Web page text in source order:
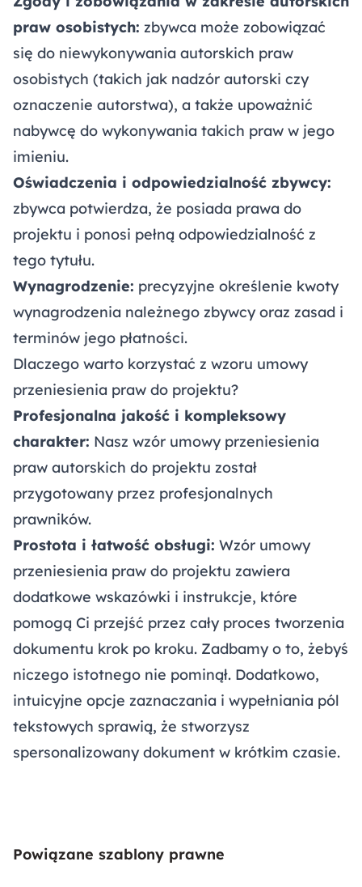
praw osobistych: zbywca może zobowiązać
się do niewykonywania autorskich praw
osobistych (takich jak nadzór autorski czy
oznaczenie autorstwa), a także upoważnić
nabywcę do wykonywania takich praw w jego
imieniu.
Oświadczenia i odpowiedzialność zbywcy:
zbywca potwierdza, że posiada prawa do
projektu i ponosi pełną odpowiedzialność z
tego tytułu.
Wynagrodzenie: precyzyjne określenie kwoty
wynagrodzenia należnego zbywcy oraz zasad i
terminów jego płatności.
Dlaczego warto korzystać z wzoru umowy
przeniesienia praw do projektu?
Profesjonalna jakość i kompleksowy
charakter: Nasz wzór umowy przeniesienia
praw autorskich do projektu został
przygotowany przez profesjonalnych
prawników.
Prostota i łatwość obsługi: Wzór umowy
przeniesienia praw do projektu zawiera
dodatkowe wskazówki i instrukcje, które
pomogą Ci przejść przez cały proces tworzenia
dokumentu krok po kroku. Zadbamy o to, żebyś
niczego istotnego nie pominął. Dodatkowo,
intuicyjne opcje zaznaczania i wypełniania pól
tekstowych sprawią, że stworzysz
spersonalizowany dokument w krótkim czasie.
Powiązane szablony prawne